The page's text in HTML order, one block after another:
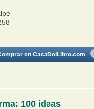
en CasaDelLibro.com
100 ideas